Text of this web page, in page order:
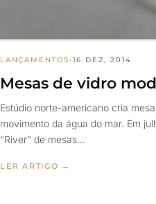
LANÇAMENTOS· 16 DEZ, 2014
Mesas de vidro
Estúdio norte-americano cria
movimento da água do mar. Em
“River” de mesas…
LER ARTIGO →